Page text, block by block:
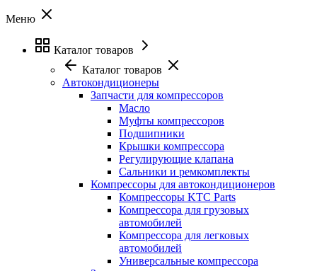
Меню
Каталог товаров
Каталог товаров
Автокондиционеры
Запчасти для компрессоров
Масло
Муфты компрессоров
Подшипники
Крышки компрессора
Регулирующие клапана
Сальники и ремкомплекты
Компрессоры для автокондиционеров
Компрессоры KTC Parts
Компрессора для грузовых
автомобилей
Компрессора для легковых
автомобилей
Универсальные компрессора